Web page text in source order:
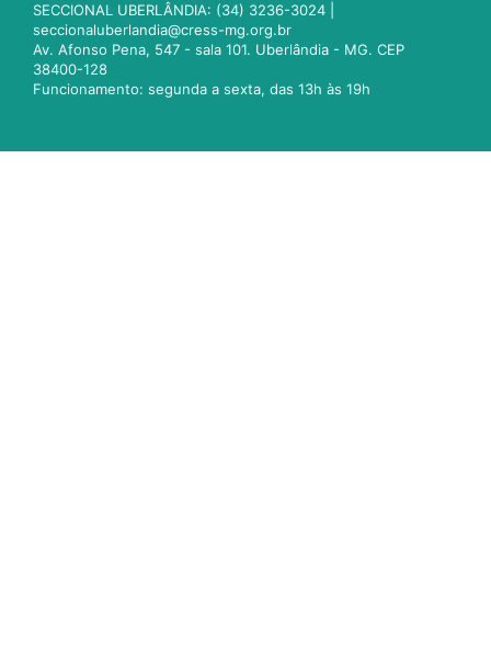
SECCIONAL UBERLÂNDIA: (34) 3236-3024 |
seccionaluberlandia@cress-mg.org.br
Av. Afonso Pena, 547 - sala 101. Uberlândia - MG. CEP
38400-128
Funcionamento: segunda a sexta, das 13h às 19h